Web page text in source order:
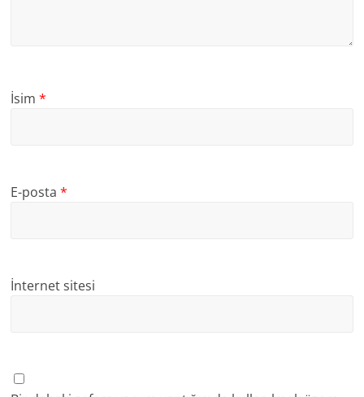
İsim*
E-posta*
İnternet sitesi